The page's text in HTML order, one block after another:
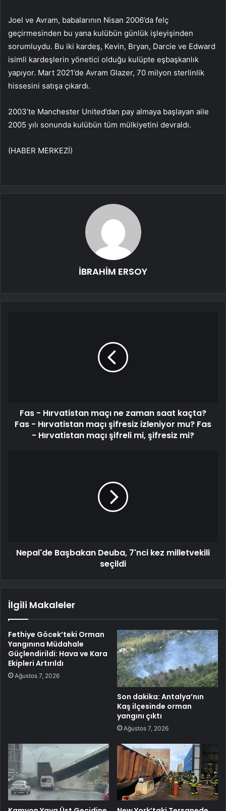
Joel ve Avram, babalarının Nisan 2006’da felç
geçirmesinden bu yana kulübün günlük işleyişinden
sorumluydu. Bu iki kardeş, Kevin, Bryan, Darcie ve Edward
isimli kardeşlerin yönetici olduğu kulüpte eşbaşkanlık
yapıyor. Mart 2021’de Avram Glazer, 70 milyon sterlinlik
hissesini satışa çıkardı.
2003’te Manchester United’dan pay almaya başlayan aile
2005 yılı sonunda kulübün tüm mülkiyetini devraldı.
(HABER MERKEZİ)
İBRAHİM ERSOY
Fas - Hırvatistan maçı ne zaman saat kaçta?
Fas - Hırvatistan maçı şifresiz izleniyor mu? Fas
- Hırvatistan maçı şifreli mi, şifresiz mi?
Nepal'de Başbakan Deuba, 7'nci kez milletvekili
seçildi
İlgili Makaleler
Fethiye Göcek’teki Orman
Yangınına Müdahale
Güçlendirildi: Hava ve Kara
Ekipleri Artırıldı
Ağustos 7, 2026
Son dakika: Antalya’nın
Kaş ilçesinde orman
yangını çıktı
Ağustos 7, 2026